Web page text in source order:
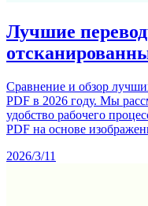
Лучшие
Сравнение и обзор
PDF в 2026 году. Мы
удобство рабочего
PDF на основе
2026/3/11